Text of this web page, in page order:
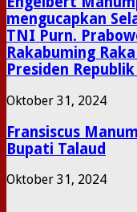
mengucapkan
TNI Purn.
Rakabuming
Presiden
Oktober 31, 2024
Fransiscus
Bupati Talaud
Oktober 31, 2024